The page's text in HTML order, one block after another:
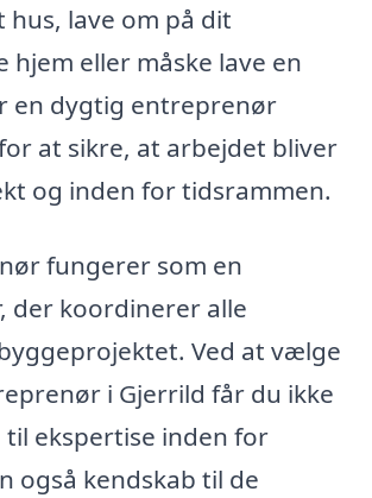
hus, lave om på dit
hjem eller måske lave en
en dygtig entreprenør
at sikre, at arbejdet bliver
og inden for tidsrammen.
fungerer som en
der koordinerer alle
Ved at vælge
i Gjerrild får du ikke
ekspertise inden for
også kendskab til de